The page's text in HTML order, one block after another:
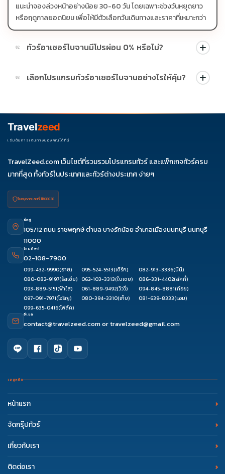
แนะนำจองล่วงหน้าอย่างน้อย 30-60 วัน โดยเฉพาะช่วงวันหยุดยาว
หรือฤดูกาลยอดนิยม เพื่อให้มีตัวเลือกวันเดินทางและราคาที่เหมาะกว่า
02 ทัวร์อาเซอร์ไบจานมีโปรผ่อน 0% หรือไม่?
บางโปรแกรมมีโปรผ่อน 0% หรือโปรโมชั่นบัตรเครดิตตามเงื่อนไขที่
บริษัทกำหนด สามารถดูสัญลักษณ์โปรโมชั่นในรายการทัวร์แต่ละ
03 เลือกโปรแกรมทัวร์อาเซอร์ไบจานอย่างไรให้คุ้ม?
ช่วงราคา ไม่ควรเทียบจากราคาต่ำสุดเพียงอย่างเดียว
Travelzeed
เริ่มต้นการเดินทางของคุณได้ที่นี่
TravelZeed.com เว็บไซต์ที่รวมรวมโปรแกรมทัวร์ และแพ็กเกจทัวร์ครบ
มากที่สุด ทั้งทัวร์ในประเทศและทัวร์ต่างประเทศ ง่ายๆ
ใบอนุญาต เลขที่ 11/08038
ที่อยู่
105/12 ถนน ราชพฤกษ์ ตำบล บางรักน้อย อำเภอเมืองนนทบุรี นนทบุรี
11000
โทรศัพท์
02-108-7900
099-432-9990(อาย) 095-524-5513(เติร์ก) 082-913-3336(นินิ)
080-082-9197(รัสเซีย) 062-103-3313(ใบเตย) 086-331-4402(ลัคกี้)
093-889-5151(ฟ้าใส) 061-889-9492(วิววี่) 094-845-8881(ก้อย)
097-091-7971(โจริญ) 080-394-3310(เก็บ) 081-639-8333(แอม)
099-635-0416(โฟล์ค)
อีเมล
contact@travelzeed.comortravelzeed@gmail.com
เมนูหลัก
หน้าแรก
จัดกรุ๊ปทัวร์
เกี่ยวกับเรา
ติดต่อเรา